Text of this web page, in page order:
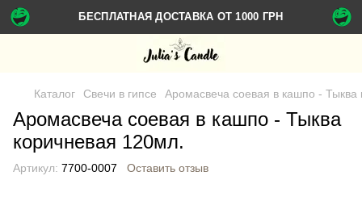
БЕСПЛАТНАЯ ДОСТАВКА ОТ 1000 ГРН
Каталог Свечи в гипсе Аромасвеча соевая в кашпо - Тыква
Аромасвеча соевая в кашпо - Тыква
коричневая 120мл.
Артикул: 7700-0007 Оставить отзыв